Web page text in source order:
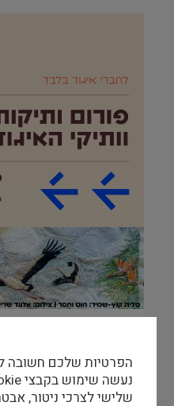
10/08/26
הפרטיות שלכם חשובה
שלישי לצרכי ניטור,